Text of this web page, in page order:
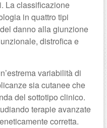
La classificazione
in quattro tipi
danno alla giunzione
distrofica e
variabilità di
sia cutanee che
del sottotipo clinico.
terapie avanzate
corretta.